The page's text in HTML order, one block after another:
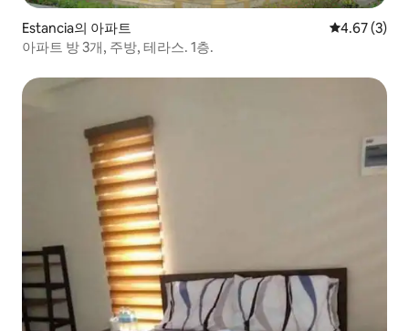
Estancia의 아파트 평점 4.67점
4.67 (3)
아파트 방 3개, 주방, 테라스. 1층.